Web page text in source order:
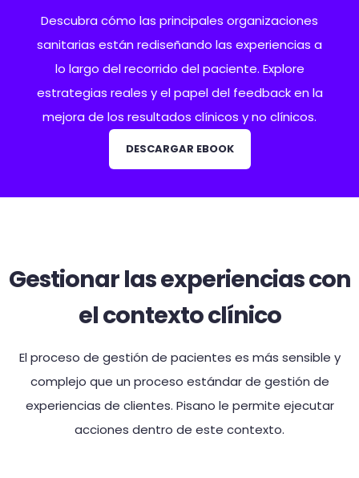
Descubra cómo las principales organizaciones
sanitarias están rediseñando las experiencias a
lo largo del recorrido del paciente. Explore
estrategias reales y el papel del feedback en la
mejora de los resultados clínicos y no clínicos.
DESCARGAR EBOOK
Gestionar las experiencias con
el contexto clínico
El proceso de gestión de pacientes es más sensible y
complejo que un proceso estándar de gestión de
experiencias de clientes. Pisano le permite ejecutar
acciones dentro de este contexto.